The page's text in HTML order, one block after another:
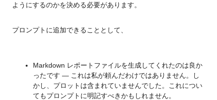
ようにするのかを決める必要があります。
プロンプトに追加できることとして、
Markdown レポートファイルを生成してくれたのは良か
ったです ― これは私が頼んだわけではありません。し
かし、プロットは含まれていませんでした。これについ
てもプロンプトに明記すべきかもしれません。